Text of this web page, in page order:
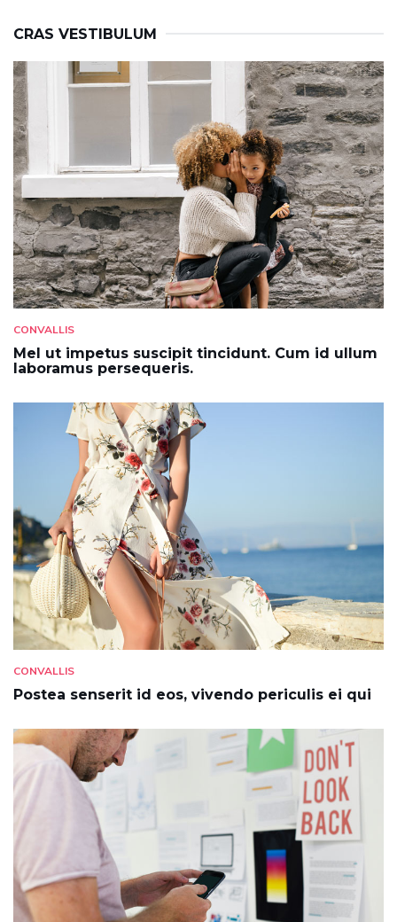
CRAS VESTIBULUM
CONVALLIS
Mel ut impetus suscipit tincidunt. Cum id ullum
laboramus persequeris.
CONVALLIS
Postea senserit id eos, vivendo periculis ei qui